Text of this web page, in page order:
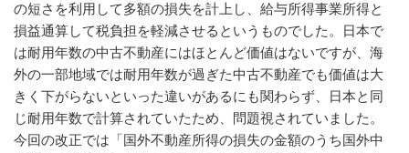
の短さを利用して多額の損失を計上し、給与所得事業所得と
損益通算して税負担を軽減させるというものでした。日本で
は耐用年数の中古不動産にはほとんど価値はないですが、海
外の一部地域では耐用年数が過ぎた中古不動産でも価値は大
きく下がらないといった違いがあるにも関わらず、日本と同
じ耐用年数で計算されていたため、問題視されていました。
今回の改正では「国外不動産所得の損失の金額のうち国外中